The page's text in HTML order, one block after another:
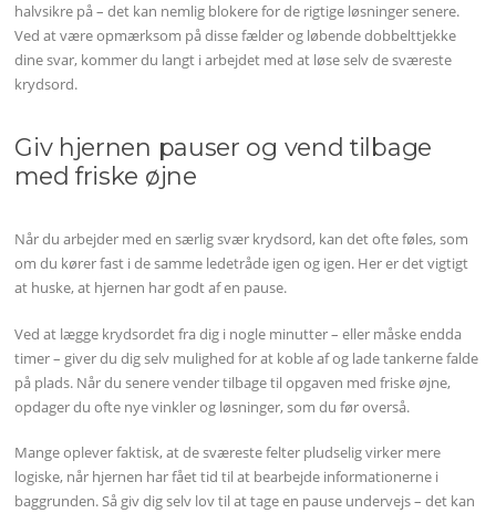
halvsikre på – det kan nemlig blokere for de rigtige løsninger senere.
Ved at være opmærksom på disse fælder og løbende dobbelttjekke
dine svar, kommer du langt i arbejdet med at løse selv de sværeste
krydsord.
Giv hjernen pauser og vend tilbage
med friske øjne
Når du arbejder med en særlig svær krydsord, kan det ofte føles, som
om du kører fast i de samme ledetråde igen og igen. Her er det vigtigt
at huske, at hjernen har godt af en pause.
Ved at lægge krydsordet fra dig i nogle minutter – eller måske endda
timer – giver du dig selv mulighed for at koble af og lade tankerne falde
på plads. Når du senere vender tilbage til opgaven med friske øjne,
opdager du ofte nye vinkler og løsninger, som du før overså.
Mange oplever faktisk, at de sværeste felter pludselig virker mere
logiske, når hjernen har fået tid til at bearbejde informationerne i
baggrunden. Så giv dig selv lov til at tage en pause undervejs – det kan